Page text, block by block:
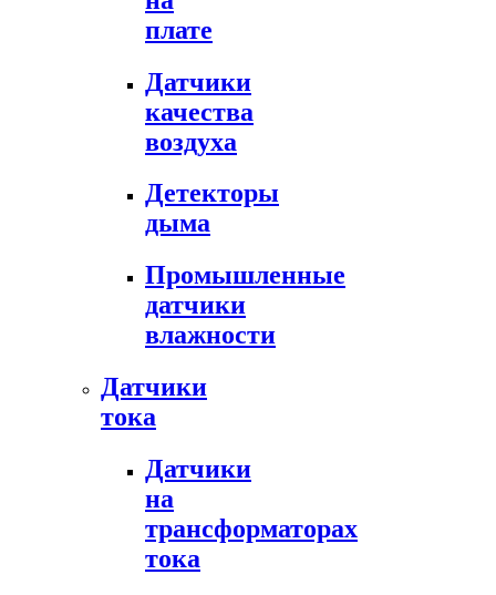
плате
Датчики
качества
воздуха
Детекторы
дыма
Промышленные
датчики
влажности
Датчики
тока
Датчики
на
трансформаторах
тока